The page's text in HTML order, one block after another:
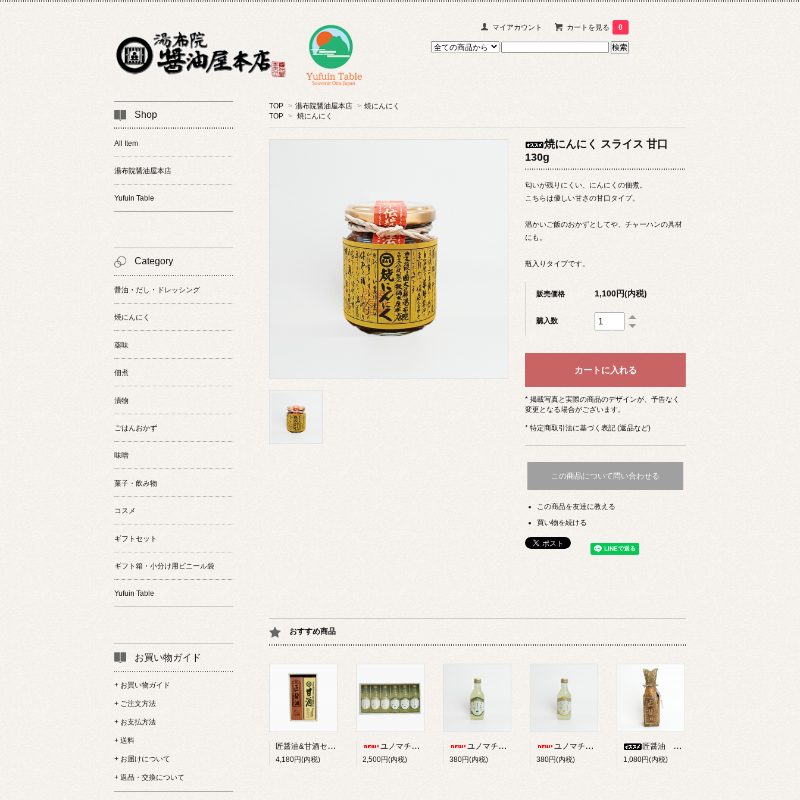
マイアカウント カートを見る 0
TOP > 湯布院醤油屋本店 > 焼にんにく
TOP > 焼にんにく
焼にんにく スライス 甘口
130g
匂いが残りにくい、にんにくの佃煮。
こちらは優しい甘さの甘口タイプ。
温かいご飯のおかずとしてや、チャーハンの具材
にも。
瓶入りタイプです。
販売価格 1,100円(内税)
購入数
* 掲載写真と実際の商品のデザインが、予告なく
変更となる場合がございます。
* 特定商取引法に基づく表記 (返品など)
この商品について問い合わせる
この商品を友達に教える
買い物を続ける
おすすめ商品
匠醤油&甘酒セット
4,180円(内税)
ユノマチジャーニーサイダーセット 200ml*６本
2,500円(内税)
ユノマチジャーニーかぼすサイダー 200ml
380円(内税)
ユノマチジャーニーゆずサイダー 200ml
380円(内税)
匠醤油 250ml
1,080円(内税)
Shop
All Item
湯布院醤油屋本店
Yufuin Table
Category
醤油・だし・ドレッシング
焼にんにく
薬味
佃煮
漬物
ごはんおかず
味噌
菓子・飲み物
コスメ
ギフトセット
ギフト箱・小分け用ビニール袋
Yufuin Table
お買い物ガイド
+ お買い物ガイド
+ ご注文方法
+ お支払方法
+ 送料
+ お届けについて
+ 返品・交換について